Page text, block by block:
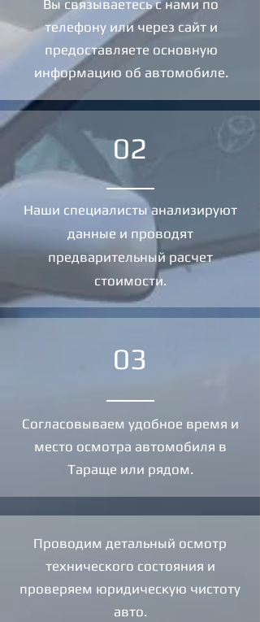
Вы связываетесь с нами по
телефону или через сайт и
предоставляете основную
информацию об автомобиле.
02
Наши специалисты анализируют
данные и проводят
предварительный расчет
стоимости.
03
Согласовываем удобное время и
место осмотра автомобиля в
Тараще или рядом.
Проводим детальный осмотр
технического состояния и
проверяем юридическую чистоту
авто.